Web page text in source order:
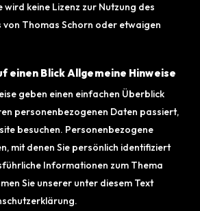
wird keine Lizenz zur Nutzung des
von Thomas Schorn oder etwaigen
einen Blick Allgemeine Hinweise
geben einen einfachen Überblick
personenbezogenen Daten passiert,
besuchen. Personenbezogene
mit denen Sie persönlich identifiziert
Informationen zum Thema
Sie unserer unter diesem Text